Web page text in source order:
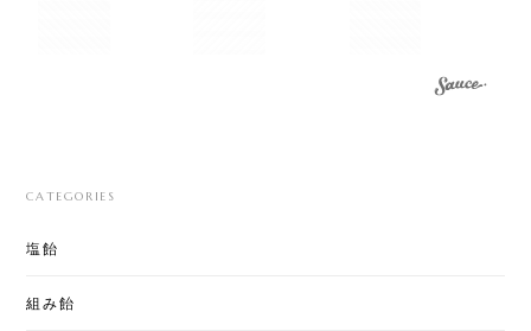
CATEGORIES
塩飴
組み飴